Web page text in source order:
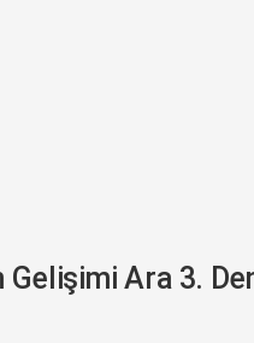
Gelişimi Ara 3.